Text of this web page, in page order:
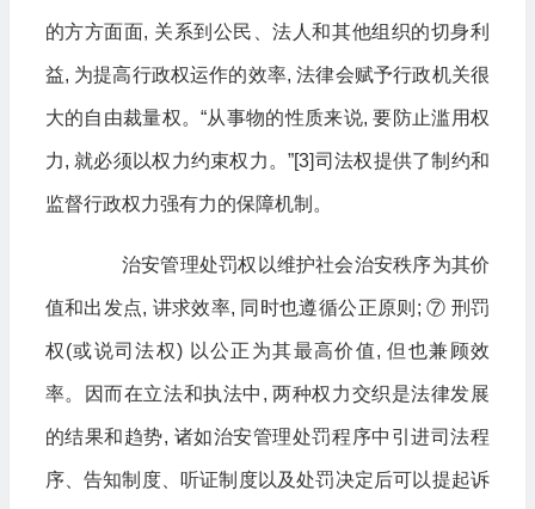
的方方面面, 关系到公民、法人和其他组织的切身利
益, 为提高行政权运作的效率, 法律会赋予行政机关很
大的自由裁量权。“从事物的性质来说, 要防止滥用权
力, 就必须以权力约束权力。”[3]司法权提供了制约和
监督行政权力强有力的保障机制。
治安管理处罚权以维护社会治安秩序为其价
值和出发点, 讲求效率, 同时也遵循公正原则; ⑦ 刑罚
权(或说司法权) 以公正为其最高价值, 但也兼顾效
率。因而在立法和执法中, 两种权力交织是法律发展
的结果和趋势, 诸如治安管理处罚程序中引进司法程
序、告知制度、听证制度以及处罚决定后可以提起诉